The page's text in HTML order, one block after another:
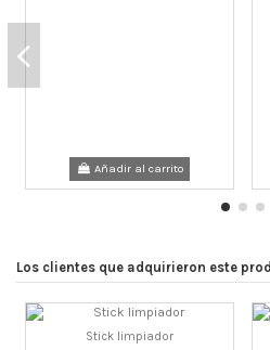
Añadir al carrito
Los clientes que adquirieron este
Stick limpiador